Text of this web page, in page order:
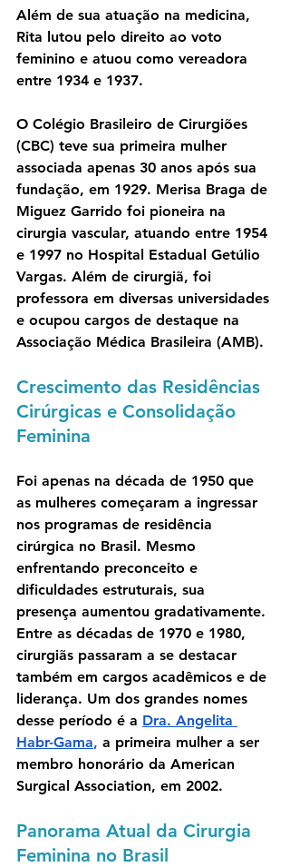
Além de sua atuação na medicina,
Rita lutou pelo direito ao voto
feminino e atuou como vereadora
entre 1934 e 1937.
O Colégio Brasileiro de Cirurgiões
(CBC) teve sua primeira mulher
associada apenas 30 anos após sua
fundação, em 1929. Merisa Braga de
Miguez Garrido foi pioneira na
cirurgia vascular, atuando entre 1954
e 1997 no Hospital Estadual Getúlio
Vargas. Além de cirurgiã, foi
professora em diversas universidades
e ocupou cargos de destaque na
Associação Médica Brasileira (AMB).
Crescimento das Residências
Cirúrgicas e Consolidação
Feminina
Foi apenas na década de 1950 que
as mulheres começaram a ingressar
nos programas de residência
cirúrgica no Brasil. Mesmo
enfrentando preconceito e
dificuldades estruturais, sua
presença aumentou gradativamente.
Entre as décadas de 1970 e 1980,
cirurgiãs passaram a se destacar
também em cargos acadêmicos e de
liderança. Um dos grandes nomes
desse período é a Dra. Angelita
Habr-Gama, a primeira mulher a ser
membro honorário da American
Surgical Association, em 2002.
Panorama Atual da Cirurgia
Feminina no Brasil